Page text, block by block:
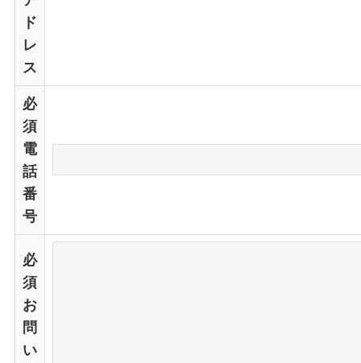
ド
レ
ス
必
須
電
話
番
号
必
須
お
問
い